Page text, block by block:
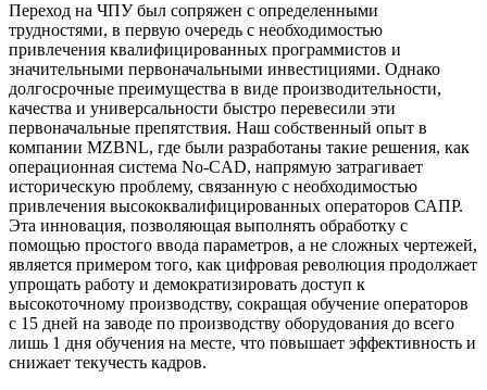
Переход на ЧПУ был сопряжен с определенными
трудностями, в первую очередь с необходимостью
привлечения квалифицированных программистов и
значительными первоначальными инвестициями. Однако
долгосрочные преимущества в виде производительности,
качества и универсальности быстро перевесили эти
первоначальные препятствия. Наш собственный опыт в
компании MZBNL, где были разработаны такие решения, как
операционная система No-CAD, напрямую затрагивает
историческую проблему, связанную с необходимостью
привлечения высококвалифицированных операторов САПР.
Эта инновация, позволяющая выполнять обработку с
помощью простого ввода параметров, а не сложных чертежей,
является примером того, как цифровая революция продолжает
упрощать работу и демократизировать доступ к
высокоточному производству, сокращая обучение операторов
с 15 дней на заводе по производству оборудования до всего
лишь 1 дня обучения на месте, что повышает эффективность и
снижает текучесть кадров.